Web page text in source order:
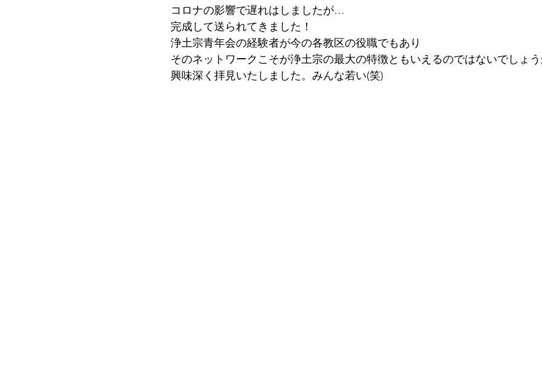
コロナの影響で遅れはしましたが…
完成して送られてきました！
浄土宗青年会の経験者が今の各教区の役職でもあり
そのネットワークこそが浄土宗の最大の特徴ともいえるのではないでしょ
興味深く拝見いたしました。みんな若い(笑)